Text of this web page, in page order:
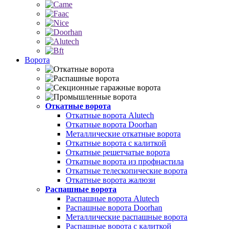
Ворота
Откатные ворота
Откатные ворота Alutech
Откатные ворота Doorhan
Металлические откатные ворота
Откатные ворота с калиткой
Откатные решетчатые ворота
Откатные ворота из профнастила
Откатные телескопические ворота
Откатные ворота жалюзи
Распашные ворота
Распашные ворота Alutech
Распашные ворота Doorhan
Металлические распашные ворота
Распашные ворота с калиткой